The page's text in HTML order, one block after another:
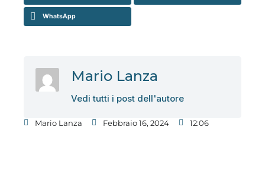
WhatsApp
Mario Lanza
Vedi tutti i post dell'autore
Mario Lanza Febbraio 16, 2024 12:06